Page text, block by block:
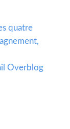
quatre
Overblog